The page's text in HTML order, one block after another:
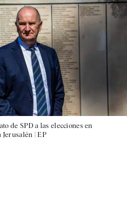
de SPD a las elecciones en
Jerusalén |EP